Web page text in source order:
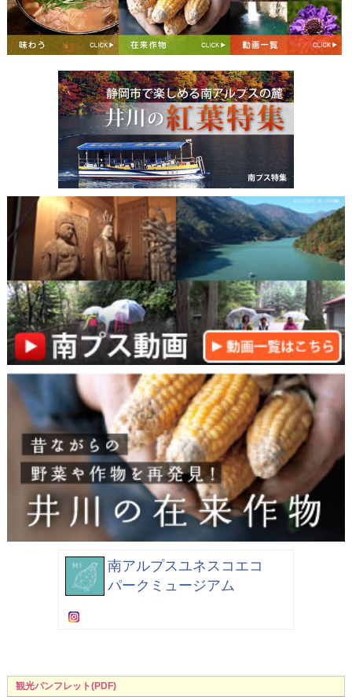
南アルプスユネスコエコ
パークミュージアム
観光パンフレット(PDF)